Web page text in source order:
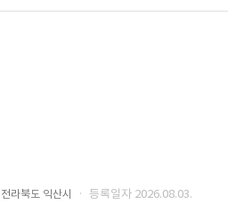
전라북도 익산시 · 등록일자 2026.08.03.